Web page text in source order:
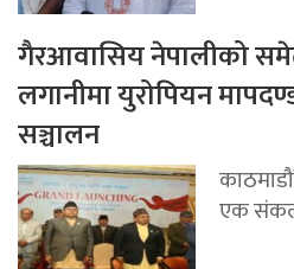
गैरआवासिय नेपालीको
लगानीमा युरोपियन
सञ्चालन
एक